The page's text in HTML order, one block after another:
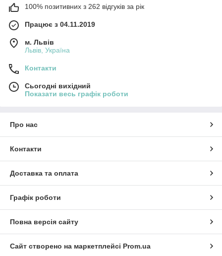
100% позитивних з 262 відгуків за рік
Працює з 04.11.2019
м. Львів
Львів, Україна
Контакти
Сьогодні вихідний
Показати весь графік роботи
Про нас
Контакти
Доставка та оплата
Графік роботи
Повна версія сайту
Сайт створено на маркетплейсі Prom.ua